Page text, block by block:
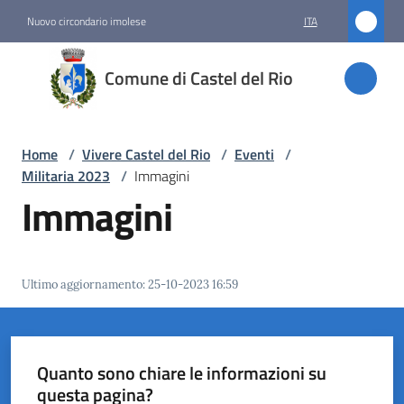
Nuovo circondario imolese ITA
Comune di Castel del Rio
Comune
di
Castel
Amministrazione
Vivere
Castel
Home / Vivere Castel del Rio / Eventi /
Militaria 2023 / Immagini
Immagini
Ultimo aggiornamento:25-10-2023 16:59
Quanto sono chiare le informazioni su
questa pagina?